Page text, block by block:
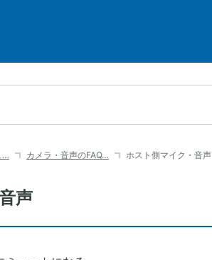
… カメラ・音声のFAQ… ホスト側マイク・音声
声